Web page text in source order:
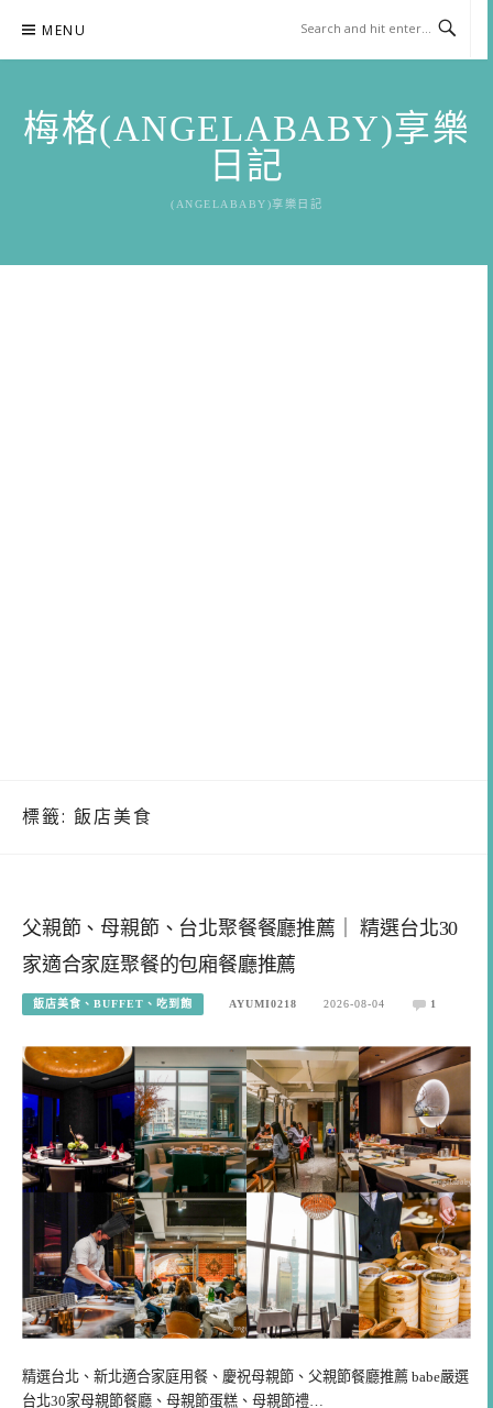
content
MENU
梅格(ANGELABABY)享樂
日記
(ANGELABABY)享樂日記
標籤: 飯店美食
父親節、母親節、台北聚餐餐廳推薦｜ 精選台北30
家適合家庭聚餐的包廂餐廳推薦
飯店美食、BUFFET、吃到飽 AYUMI0218 2026-08-04 1
精選台北、新北適合家庭用餐、慶祝母親節、父親節餐廳推薦 babe嚴選
台北30家母親節餐廳、母親節蛋糕、母親節禮…